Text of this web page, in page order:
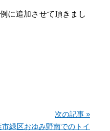
に追加させて頂きまし
次の記事 »
市緑区おゆみ野南でのトイ